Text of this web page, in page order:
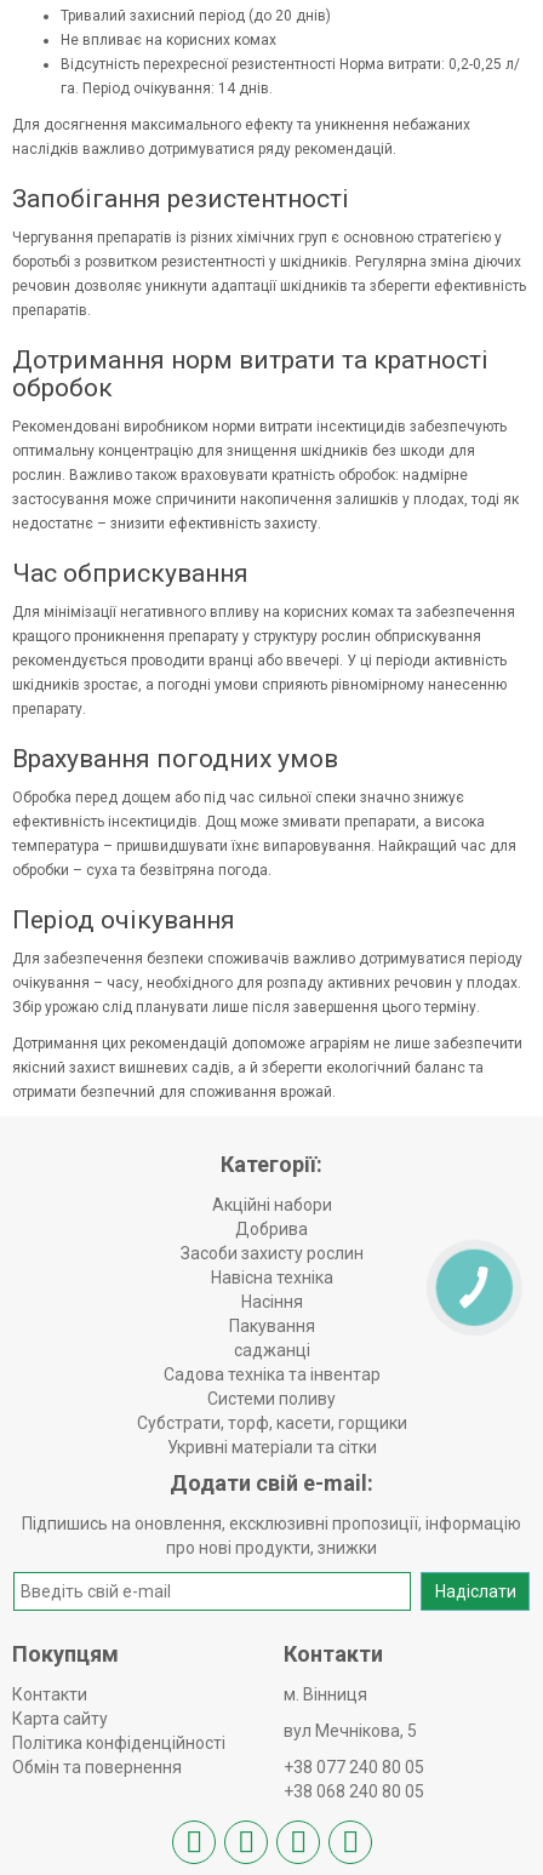
Тривалий захисний період (до 20 днів)
Не впливає на корисних комах
Відсутність перехресної резистентності Норма витрати: 0,2-0,25 л/
га. Період очікування: 14 днів.
Для досягнення максимального ефекту та уникнення небажаних
наслідків важливо дотримуватися ряду рекомендацій.
Запобігання резистентності
Чергування препаратів із різних хімічних груп є основною стратегією у
боротьбі з розвитком резистентності у шкідників. Регулярна зміна діючих
речовин дозволяє уникнути адаптації шкідників та зберегти ефективність
препаратів.
Дотримання норм витрати та кратності
обробок
Рекомендовані виробником норми витрати інсектицидів забезпечують
оптимальну концентрацію для знищення шкідників без шкоди для
рослин. Важливо також враховувати кратність обробок: надмірне
застосування може спричинити накопичення залишків у плодах, тоді як
недостатнє – знизити ефективність захисту.
Час обприскування
Для мінімізації негативного впливу на корисних комах та забезпечення
кращого проникнення препарату у структуру рослин обприскування
рекомендується проводити вранці або ввечері. У ці періоди активність
шкідників зростає, а погодні умови сприяють рівномірному нанесенню
препарату.
Врахування погодних умов
Обробка перед дощем або під час сильної спеки значно знижує
ефективність інсектицидів. Дощ може змивати препарати, а висока
температура – пришвидшувати їхнє випаровування. Найкращий час для
обробки – суха та безвітряна погода.
Період очікування
Для забезпечення безпеки споживачів важливо дотримуватися періоду
очікування – часу, необхідного для розпаду активних речовин у плодах.
Збір урожаю слід планувати лише після завершення цього терміну.
Дотримання цих рекомендацій допоможе аграріям не лише забезпечити
якісний захист вишневих садів, а й зберегти екологічний баланс та
отримати безпечний для споживання врожай.
Категорії:
Акційні набори
Добрива
Засоби захисту рослин
Навісна техніка
Насіння
Пакування
саджанці
Садова техніка та інвентар
Системи поливу
Субстрати, торф, касети, горщики
Укривні матеріали та сітки
Додати свій e-mail:
Підпишись на оновлення, ексклюзивні пропозиції, інформацію
про нові продукти, знижки
Надіслати
Покупцям
Контакти
Карта сайту
Політика конфіденційності
Обмін та повернення
Контакти
м. Вінниця
вул Мечнікова, 5
+38 077 240 80 05
+38 068 240 80 05